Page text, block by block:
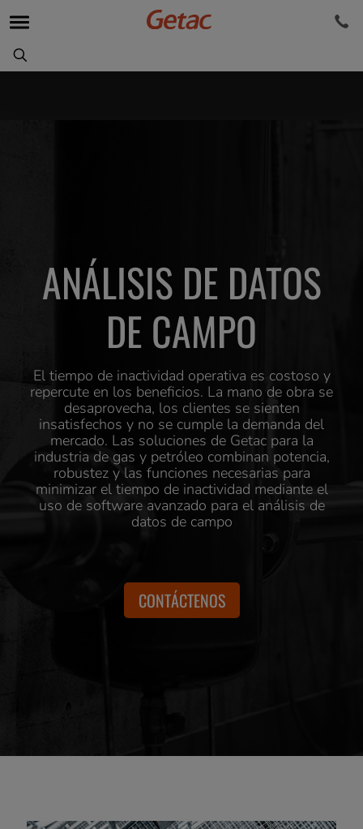
ANÁLISIS DE DATOS
DE CAMPO
El tiempo de inactividad operativa es costoso y
repercute en los beneficios. La mano de obra se
desaprovecha, los clientes se sienten
insatisfechos y no se cumple la demanda del
mercado. Las soluciones de Getac para la
industria de gas y petróleo combinan potencia,
robustez y las funciones necesarias para
minimizar el tiempo de inactividad mediante el
uso de software avanzado para el análisis de
datos de campo
CONTÁCTENOS